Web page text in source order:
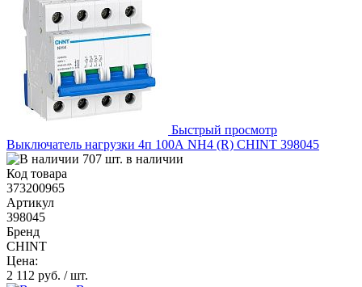
Быстрый просмотр
Выключатель нагрузки 4п 100А NH4 (R) CHINT 398045
707 шт. в наличии
Код товара
373200965
Артикул
398045
Бренд
CHINT
Цена:
2 112 руб. / шт.